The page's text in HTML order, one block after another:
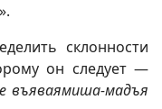
склонности
он следует —
въяваямиша-мадъя